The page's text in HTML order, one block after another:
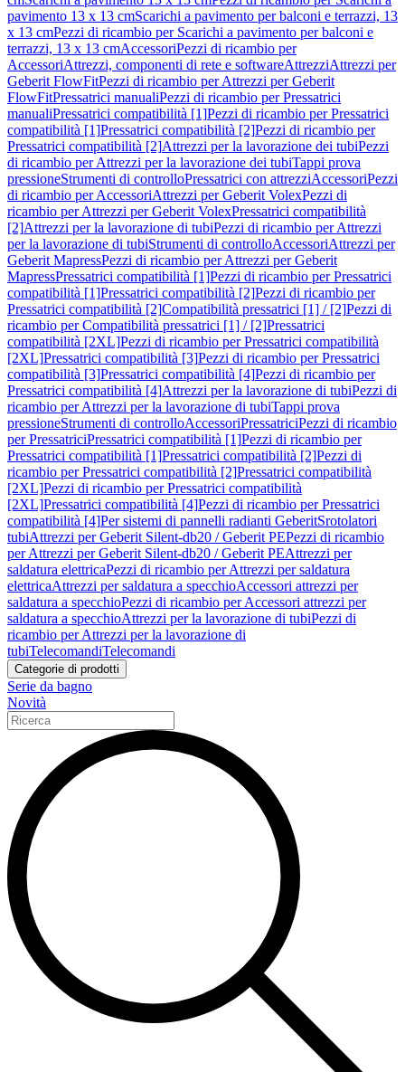
pavimento 13 x 13 cmScarichi a pavimento per balconi e terrazzi, 13
x 13 cmPezzi di ricambio per Scarichi a pavimento per balconi e
terrazzi, 13 x 13 cmAccessoriPezzi di ricambio per
AccessoriAttrezzi, componenti di rete e softwareAttrezziAttrezzi per
Geberit FlowFitPezzi di ricambio per Attrezzi per Geberit
FlowFitPressatrici manualiPezzi di ricambio per Pressatrici
manualiPressatrici compatibilità [1]Pezzi di ricambio per Pressatrici
compatibilità [1]Pressatrici compatibilità [2]Pezzi di ricambio per
Pressatrici compatibilità [2]Attrezzi per la lavorazione dei tubiPezzi
di ricambio per Attrezzi per la lavorazione dei tubiTappi prova
pressioneStrumenti di controlloPressatrici con attrezziAccessoriPezzi
di ricambio per AccessoriAttrezzi per Geberit VolexPezzi di
ricambio per Attrezzi per Geberit VolexPressatrici compatibilità
[2]Attrezzi per la lavorazione di tubiPezzi di ricambio per Attrezzi
per la lavorazione di tubiStrumenti di controlloAccessoriAttrezzi per
Geberit MapressPezzi di ricambio per Attrezzi per Geberit
MapressPressatrici compatibilità [1]Pezzi di ricambio per Pressatrici
compatibilità [1]Pressatrici compatibilità [2]Pezzi di ricambio per
Pressatrici compatibilità [2]Compatibilità pressatrici [1] / [2]Pezzi di
ricambio per Compatibilità pressatrici [1] / [2]Pressatrici
compatibilità [2XL]Pezzi di ricambio per Pressatrici compatibilità
[2XL]Pressatrici compatibilità [3]Pezzi di ricambio per Pressatrici
compatibilità [3]Pressatrici compatibilità [4]Pezzi di ricambio per
Pressatrici compatibilità [4]Attrezzi per la lavorazione di tubiPezzi di
ricambio per Attrezzi per la lavorazione di tubiTappi prova
pressioneStrumenti di controlloAccessoriPressatriciPezzi di ricambio
per PressatriciPressatrici compatibilità [1]Pezzi di ricambio per
Pressatrici compatibilità [1]Pressatrici compatibilità [2]Pezzi di
ricambio per Pressatrici compatibilità [2]Pressatrici compatibilità
[2XL]Pezzi di ricambio per Pressatrici compatibilità
[2XL]Pressatrici compatibilità [4]Pezzi di ricambio per Pressatrici
compatibilità [4]Per sistemi di pannelli radianti GeberitSrotolatori
tubiAttrezzi per Geberit Silent-db20 / Geberit PEPezzi di ricambio
per Attrezzi per Geberit Silent-db20 / Geberit PEAttrezzi per
saldatura elettricaPezzi di ricambio per Attrezzi per saldatura
elettricaAttrezzi per saldatura a specchioAccessori attrezzi per
saldatura a specchioPezzi di ricambio per Accessori attrezzi per
saldatura a specchioAttrezzi per la lavorazione di tubiPezzi di
ricambio per Attrezzi per la lavorazione di
tubiTelecomandiTelecomandi
Categorie di prodotti
Serie da bagno
Novità